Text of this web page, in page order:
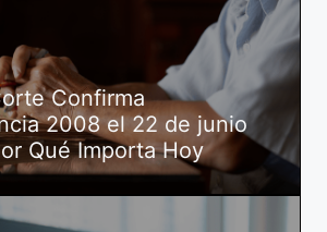
Confirma
2008 el 22 de junio
Qué Importa Hoy